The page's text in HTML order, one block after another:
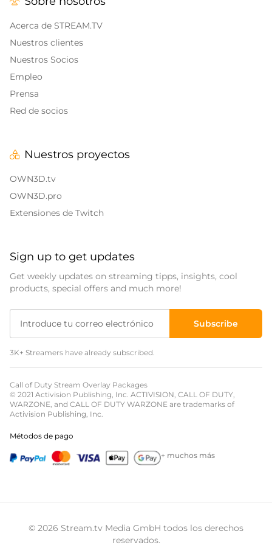
IRL Overlays
Game Overlays
Overlays de Call of Duty
Overlays Fortnite
CS:GO
Valorant
Event Overlays
Overlays Halloween
Overlays Winter
Overlays Easter
Alertas y Sonidos
Banners finales de Twitch
Banners de pausa de Twitch
Acerca de STREAM.TV
Nuestros clientes
Nuestros Socios
Empleo
Prensa
Red de socios
Nuestros proyectos
OWN3D.tv
OWN3D.pro
Extensiones de Twitch
Sign up to get updates
Get weekly updates on streaming tipps, insights, cool
products, special offers and much more!
Subscribe
3K+ Streamers have already subscribed.
Call of Duty Stream Overlay Packages
© 2021 Activision Publishing, Inc. ACTIVISION, CALL OF DUTY,
WARZONE, and CALL OF DUTY WARZONE are trademarks of
Activision Publishing, Inc.
Métodos de pago
+ muchos más
© 2026 Stream.tv Media GmbH todos los derechos
reservados.